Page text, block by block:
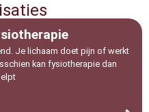
Je lichaam doet pijn of werkt
kan fysiotherapie dan